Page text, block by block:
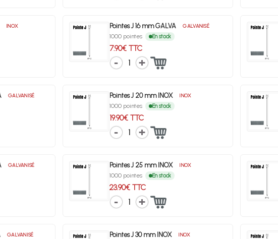
INOX Pointes J 16 mm GALVA GALVANISÉ
1000 pointes En stock
7.90€ TTC
1
GALVANISÉ Pointes J 20 mm INOX INOX
1000 pointes En stock
19.90€ TTC
1
GALVANISÉ Pointes J 25 mm INOX INOX
1000 pointes En stock
23.90€ TTC
1
GALVANISÉ Pointes J 30 mm INOX INOX